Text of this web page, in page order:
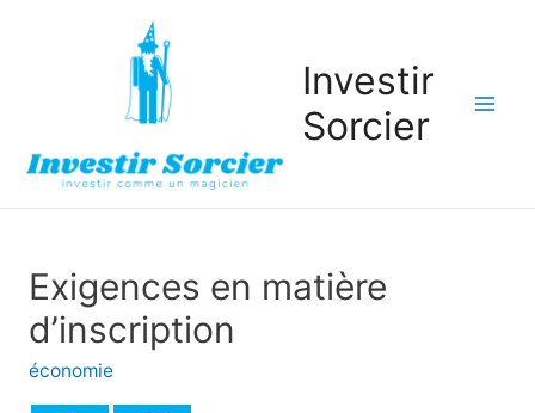
Investir
Sorcier
Exigences en matière
d’inscription
économie